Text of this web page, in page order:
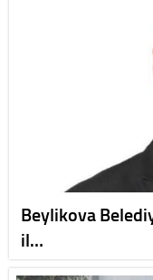
Beylikova
il…